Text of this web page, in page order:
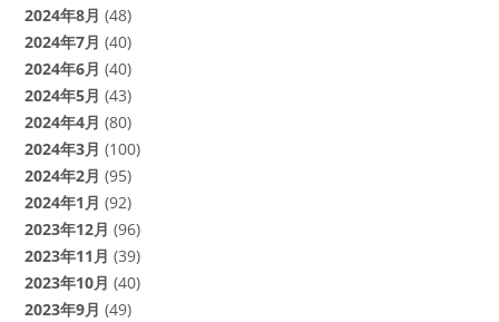
2024年8月 (48)
2024年7月 (40)
2024年6月 (40)
2024年5月 (43)
2024年4月 (80)
2024年3月 (100)
2024年2月 (95)
2024年1月 (92)
2023年12月 (96)
2023年11月 (39)
2023年10月 (40)
2023年9月 (49)